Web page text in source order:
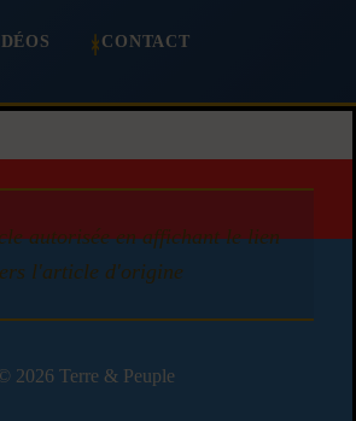
CONTACT
autorisée en affichant le lien
l'article d'origine
2026 Terre & Peuple